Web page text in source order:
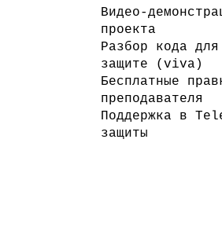
Видео-
проекта
Разбор кода
защите (viva)
Бесплатные
преподавателя
Поддержка в
защиты